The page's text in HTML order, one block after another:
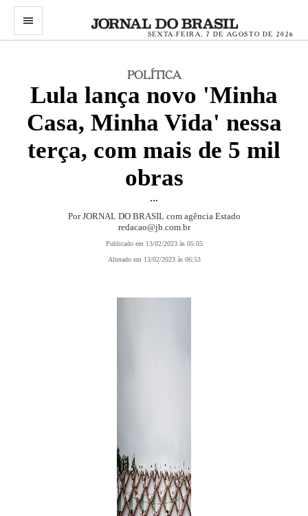
menu
SEXTA-FEIRA, 7 DE AGOSTO DE 2026
POLÍTICA
Lula lança novo 'Minha
Casa, Minha Vida' nessa
terça, com mais de 5 mil
obras
...
Por JORNAL DO BRASIL com agência Estado
redacao@jb.com.br
Publicado em 13/02/2023 às 05:05
Alterado em 13/02/2023 às 06:53